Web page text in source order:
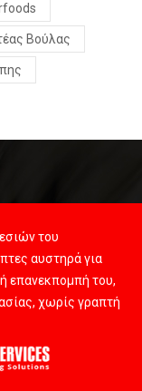
Βούλας
του
αυστηρά για
επανεκπομπή του,
χωρίς γραπτή